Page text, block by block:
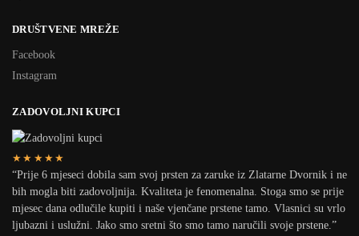
DRUŠTVENE MREŽE
Facebook
Instagram
ZADOVOLJNI KUPCI
★★★★★
“Prije 6 mjeseci dobila sam svoj prsten za zaruke iz Zlatarne Dvornik i ne
bih mogla biti zadovoljnija. Kvaliteta je fenomenalna. Stoga smo se prije
mjesec dana odlučile kupiti i naše vjenčane prstene tamo. Vlasnici su vrlo
ljubazni i uslužni. Jako smo sretni što smo tamo naručili svoje prstene.”